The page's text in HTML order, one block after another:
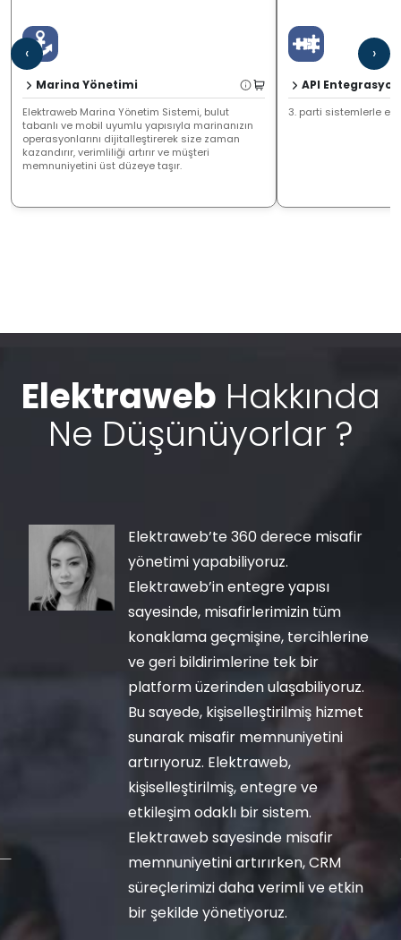
‹
Marina Yönetimi
Elektraweb Marina Yönetim Sistemi, bulut
tabanlı ve mobil uyumlu yapısıyla marinanızın
operasyonlarını dijitalleştirerek size zaman
kazandırır, verimliliği artırır ve müşteri
memnuniyetini üst düzeye taşır.
API
3. parti sistemlerle
›
Elektraweb Hakkında
Ne Düşünüyorlar ?
Elektraweb’te 360 derece misafir
yönetimi yapabiliyoruz.
Elektraweb’in entegre yapısı
sayesinde, misafirlerimizin tüm
konaklama geçmişine, tercihlerine
ve geri bildirimlerine tek bir
platform üzerinden ulaşabiliyoruz.
Bu sayede, kişiselleştirilmiş hizmet
sunarak misafir memnuniyetini
artırıyoruz. Elektraweb,
kişiselleştirilmiş, entegre ve
etkileşim odaklı bir sistem.
Elektraweb sayesinde misafir
memnuniyetini artırırken, CRM
süreçlerimizi daha verimli ve etkin
bir şekilde yönetiyoruz.